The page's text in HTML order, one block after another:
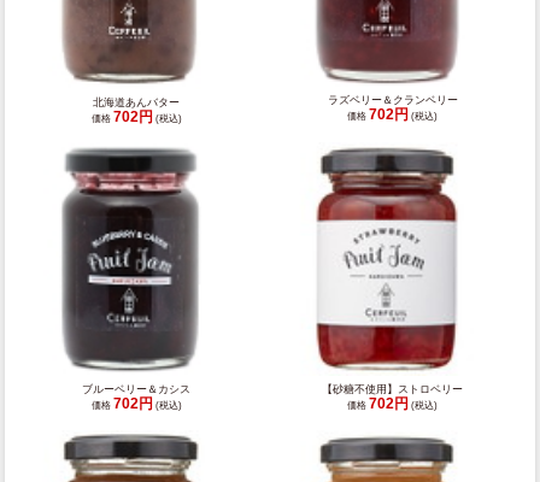
北海道あんバター
価格 702円 (税込)
ラズベリー＆クランベリー
価格 702円 (税込)
ブルーベリー＆カシス
価格 702円 (税込)
【砂糖不使用】ストロベリー
価格 702円 (税込)